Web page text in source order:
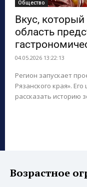
Общество
Вкус,
область
04.05.2026 13:22:13
Регион запускает
Рязанского края».
рассказать историю
Возрастное